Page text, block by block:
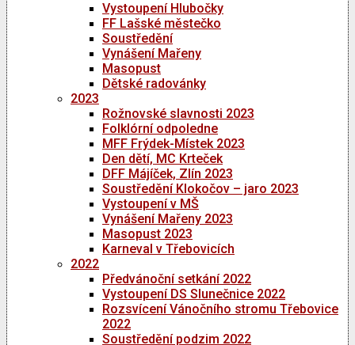
Vystoupení Hlubočky
FF Lašské městečko
Soustředění
Vynášení Mařeny
Masopust
Dětské radovánky
2023
Rožnovské slavnosti 2023
Folklórní odpoledne
MFF Frýdek-Místek 2023
Den dětí, MC Krteček
DFF Májíček, Zlín 2023
Soustředění Klokočov – jaro 2023
Vystoupení v MŠ
Vynášení Mařeny 2023
Masopust 2023
Karneval v Třebovicích
2022
Předvánoční setkání 2022
Vystoupení DS Slunečnice 2022
Rozsvícení Vánočního stromu Třebovice
2022
Soustředění podzim 2022